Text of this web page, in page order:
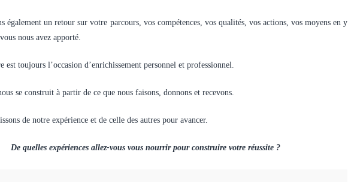
également un retour sur votre parcours, vos compétences, vos qualités, vos actions, vos moyens en y
nous avez apporté.
est toujours l’occasion d’enrichissement personnel et professionnel.
se construit à partir de ce que nous faisons, donnons et recevons.
de notre expérience et de celle des autres pour avancer.
De quelles expériences allez-vous vous nourrir pour construire votre réussite ?